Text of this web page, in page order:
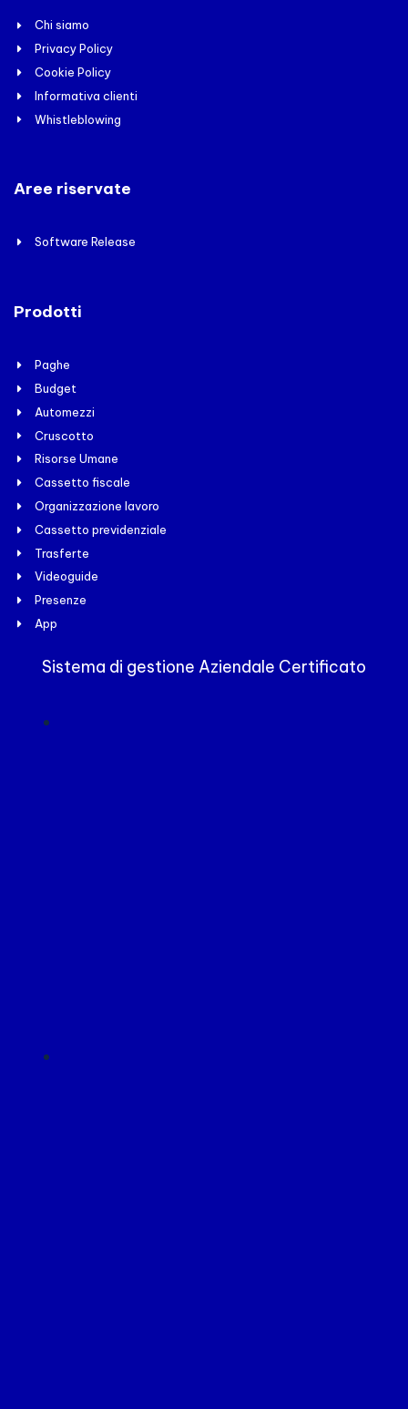
Chi siamo
Privacy Policy
Cookie Policy
Informativa clienti
Whistleblowing
Aree riservate
Software Release
Prodotti
Paghe
Budget
Automezzi
Cruscotto
Risorse Umane
Cassetto fiscale
Organizzazione lavoro
Cassetto previdenziale
Trasferte
Videoguide
Presenze
App
Sistema di gestione Aziendale Certificato